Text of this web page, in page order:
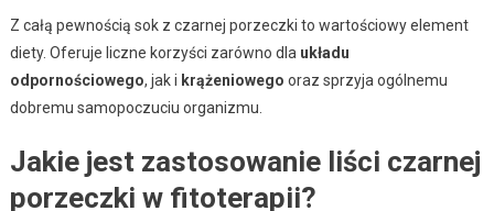
Z całą pewnością sok z czarnej porzeczki to wartościowy element
diety. Oferuje liczne korzyści zarówno dla układu
odpornościowego, jak i krążeniowego oraz sprzyja ogólnemu
dobremu samopoczuciu organizmu.
Jakie jest zastosowanie liści czarnej
porzeczki w fitoterapii?